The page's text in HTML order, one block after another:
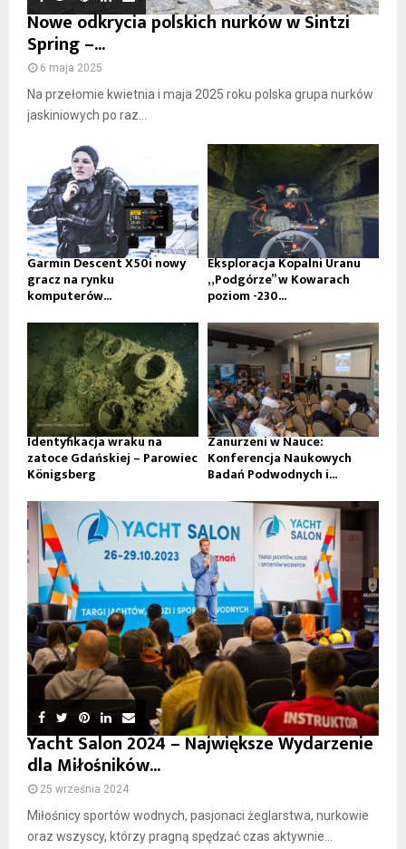
Nowe odkrycia polskich nurków w Sintzi
Spring –...
6 maja 2025
Na przełomie kwietnia i maja 2025 roku polska grupa nurków
jaskiniowych po raz...
Garmin Descent X50i nowy
gracz na rynku
komputerów...
Eksploracja Kopalni Uranu
„Podgórze” w Kowarach
poziom -230...
Identyfikacja wraku na
zatoce Gdańskiej – Parowiec
Königsberg
Zanurzeni w Nauce:
Konferencja Naukowych
Badań Podwodnych i...
Yacht Salon 2024 – Największe Wydarzenie
dla Miłośników...
25 września 2024
Miłośnicy sportów wodnych, pasjonaci żeglarstwa, nurkowie
oraz wszyscy, którzy pragną spędzać czas aktywnie...